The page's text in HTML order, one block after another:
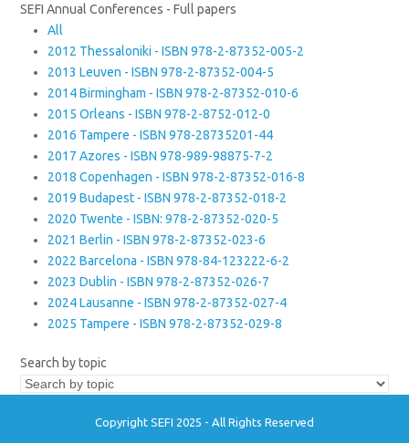
SEFI Annual Conferences - Full papers
All
2012 Thessaloniki - ISBN 978-2-87352-005-2
2013 Leuven - ISBN 978-2-87352-004-5
2014 Birmingham - ISBN 978-2-87352-010-6
2015 Orleans - ISBN 978-2-8752-012-0
2016 Tampere - ISBN 978-28735201-44
2017 Azores - ISBN 978-989-98875-7-2
2018 Copenhagen - ISBN 978-2-87352-016-8
2019 Budapest - ISBN 978-2-87352-018-2
2020 Twente - ISBN: 978-2-87352-020-5
2021 Berlin - ISBN 978-2-87352-023-6
2022 Barcelona - ISBN 978-84-123222-6-2
2023 Dublin - ISBN 978-2-87352-026-7
2024 Lausanne - ISBN 978-2-87352-027-4
2025 Tampere - ISBN 978-2-87352-029-8
Search by topic
Copyright SEFI 2025 - All Rights Reserved